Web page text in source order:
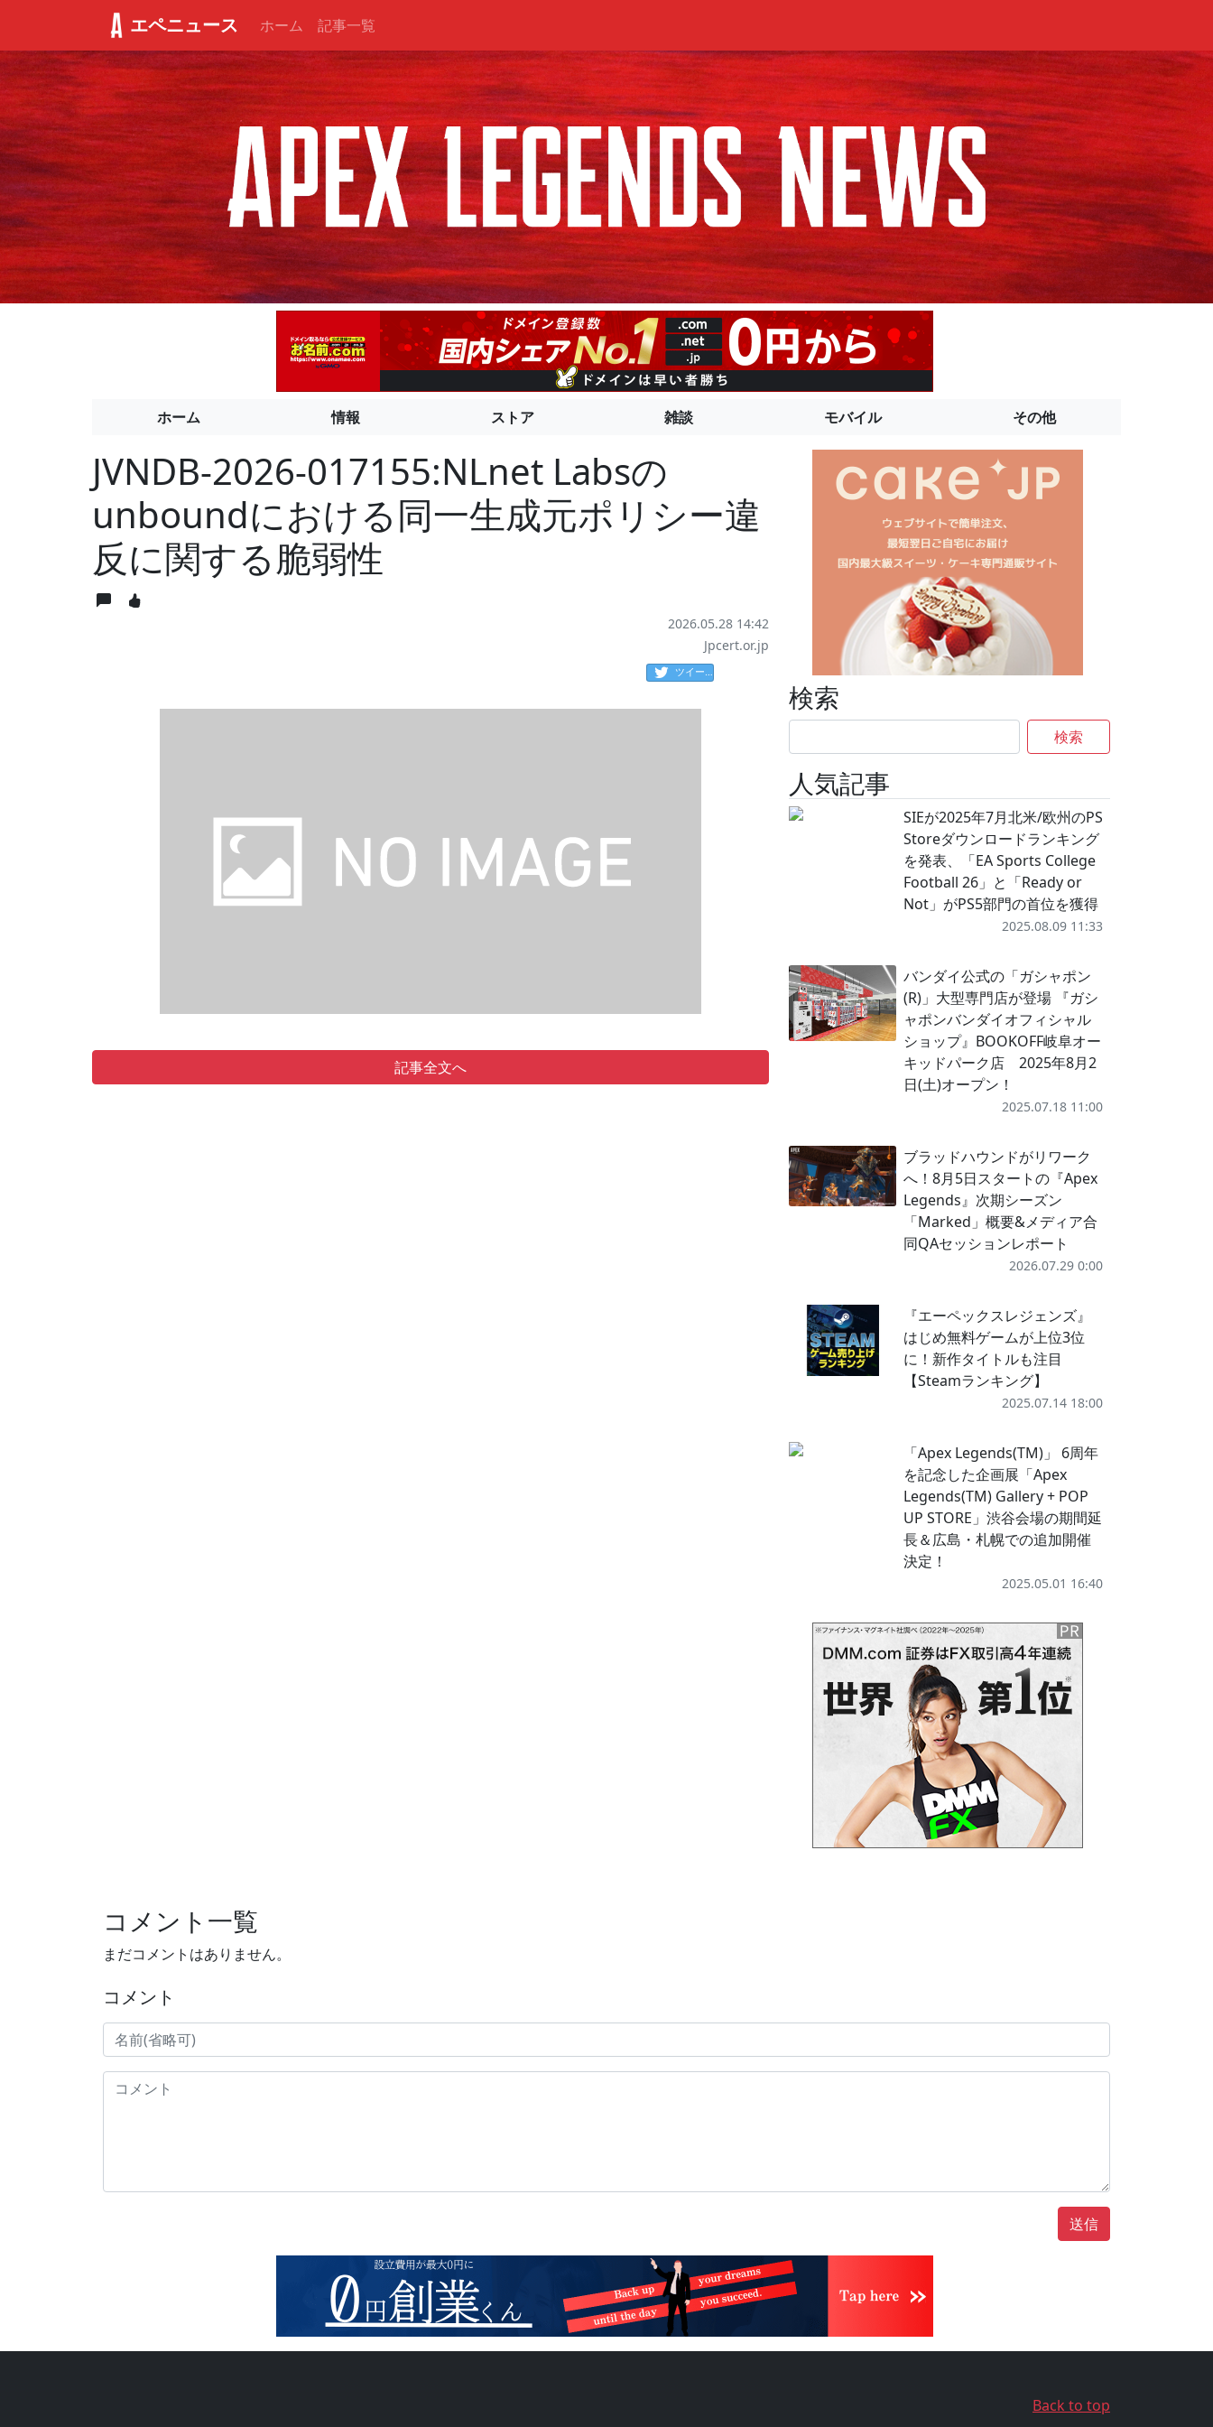
エペニュース ホーム 記事一覧
ホーム 情報 ストア 雑談 モバイル その他
JVNDB-2026-017155:NLnet Labsの
unboundにおける同一生成元ポリシー違
反に関する脆弱性
2026.05.28 14:42
Jpcert.or.jp
ツイート
記事全文へ
検索
検索
人気記事
SIEが2025年7月北米/欧州のPS
Storeダウンロードランキング
を発表、「EA Sports College
Football 26」と「Ready or
Not」がPS5部門の首位を獲得
2025.08.09 11:33
バンダイ公式の「ガシャポン
(R)」大型専門店が登場 『ガシ
ャポンバンダイオフィシャル
ショップ』BOOKOFF岐阜オー
キッドパーク店 2025年8月2
日(土)オープン！
2025.07.18 11:00
ブラッドハウンドがリワーク
へ！8月5日スタートの『Apex
Legends』次期シーズン
「Marked」概要&メディア合
同QAセッションレポート
2026.07.29 0:00
『エーペックスレジェンズ』
はじめ無料ゲームが上位3位
に！新作タイトルも注目
【Steamランキング】
2025.07.14 18:00
「Apex Legends(TM)」 6周年
を記念した企画展「Apex
Legends(TM) Gallery + POP
UP STORE」渋谷会場の期間延
長＆広島・札幌での追加開催
決定！
2025.05.01 16:40
コメント一覧
まだコメントはありません。
コメント
送信
Back to top